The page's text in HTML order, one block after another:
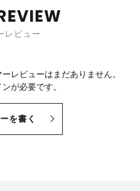
レビュー
レビューはまだありません。
ンが必要です。
を書く